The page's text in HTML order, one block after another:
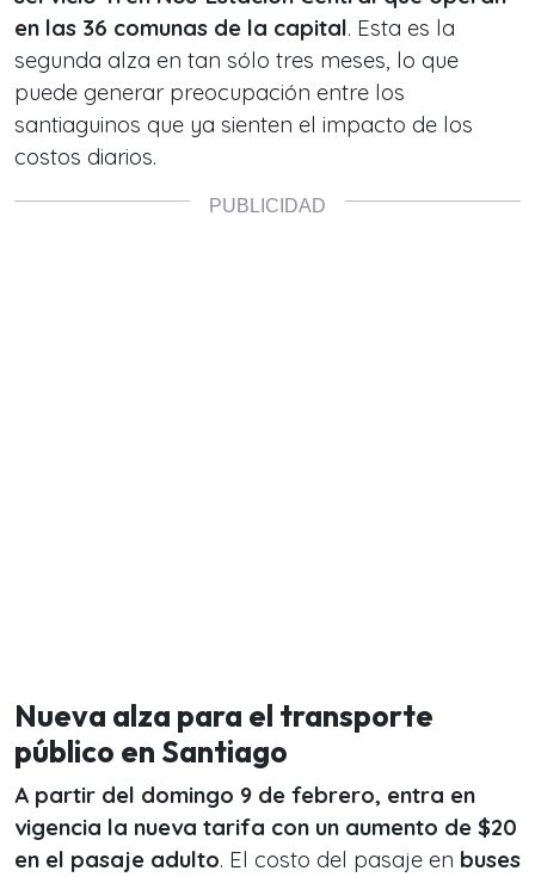
en las 36 comunas de la capital. Esta es la
segunda alza en tan sólo tres meses, lo que
puede generar preocupación entre los
santiaguinos que ya sienten el impacto de los
costos diarios.
Nueva alza para el transporte
público en Santiago
A partir del domingo 9 de febrero, entra en
vigencia la nueva tarifa con un aumento de $20
en el pasaje adulto. El costo del pasaje en buses